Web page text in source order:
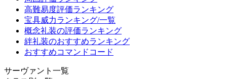
高難易度評価ランキング
宝具威力ランキング/一覧
概念礼装の評価ランキング
絆礼装のおすすめランキング
おすすめコマンドコード
サーヴァント一覧